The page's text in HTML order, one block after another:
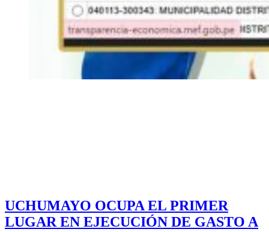
UCHUMAYO OCUPA EL PRIMER
LUGAR EN EJECUCIÓN DE GASTO A